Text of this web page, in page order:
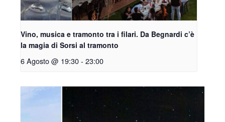
Vino, musica e tramonto tra i filari. Da Begnardi c’è
la magia di Sorsi al tramonto
6 Agosto @ 19:30- 23:00